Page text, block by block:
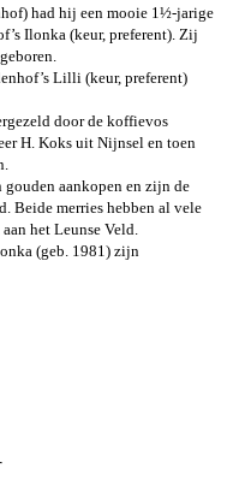
had hij een mooie 1½-jarige
Ilonka (keur, preferent). Zij
Lilli (keur, preferent)
door de koffievos
H. Koks uit Nijnsel en toen
gouden aankopen en zijn de
Beide merries hebben al vele
het Leunse Veld.
(geb. 1981) zijn